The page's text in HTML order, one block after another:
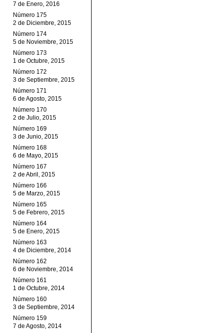
7 de Enero, 2016
Número 175
2 de Diciembre, 2015
Número 174
5 de Noviembre, 2015
Número 173
1 de Octubre, 2015
Número 172
3 de Septiembre, 2015
Número 171
6 de Agosto, 2015
Número 170
2 de Julio, 2015
Número 169
3 de Junio, 2015
Número 168
6 de Mayo, 2015
Número 167
2 de Abril, 2015
Número 166
5 de Marzo, 2015
Número 165
5 de Febrero, 2015
Número 164
5 de Enero, 2015
Número 163
4 de Diciembre, 2014
Número 162
6 de Noviembre, 2014
Número 161
1 de Octubre, 2014
Número 160
3 de Septiembre, 2014
Número 159
7 de Agosto, 2014